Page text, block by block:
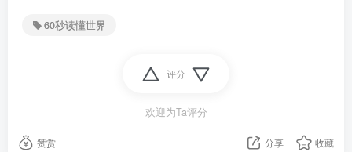
6、广西柳州一村庄疑似氯气泄漏，官方：5人中毒，生
60秒读懂世界
评分
欢迎为Ta评分
赞赏 分享 收藏